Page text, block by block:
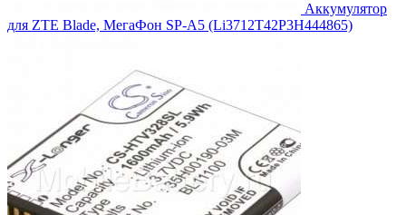
Аккумулятор
для ZTE Blade, МегаФон SP-A5 (Li3712T42P3H444865)